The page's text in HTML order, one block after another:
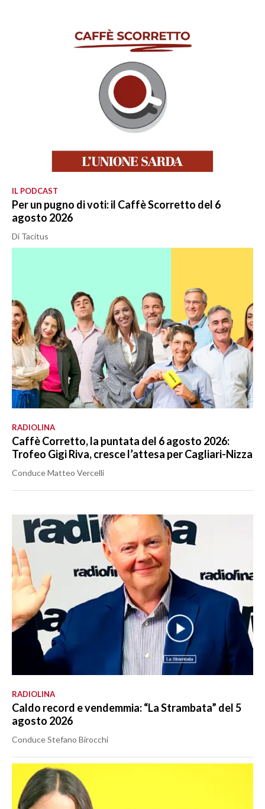
IL PODCAST
Per un pugno di voti: il Caffè Scorretto del 6
agosto 2026
Di Tacitus
RADIOLINA
Caffè Corretto, la puntata del 6 agosto 2026:
Trofeo Gigi Riva, cresce l’attesa per Cagliari-Nizza
Conduce Matteo Vercelli
RADIOLINA
Caldo record e vendemmia: “La Strambata” del 5
agosto 2026
Conduce Stefano Birocchi